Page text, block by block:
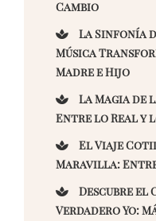
Cambio
La Sinfonía
Música
Madre e Hijo
La Magia de
Entre lo Real y
El Viaje
Maravilla: Entre
Descubre el
Verdadero Yo: